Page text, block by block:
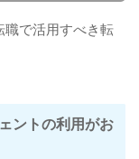
職で活用すべき転
ントの利用がお